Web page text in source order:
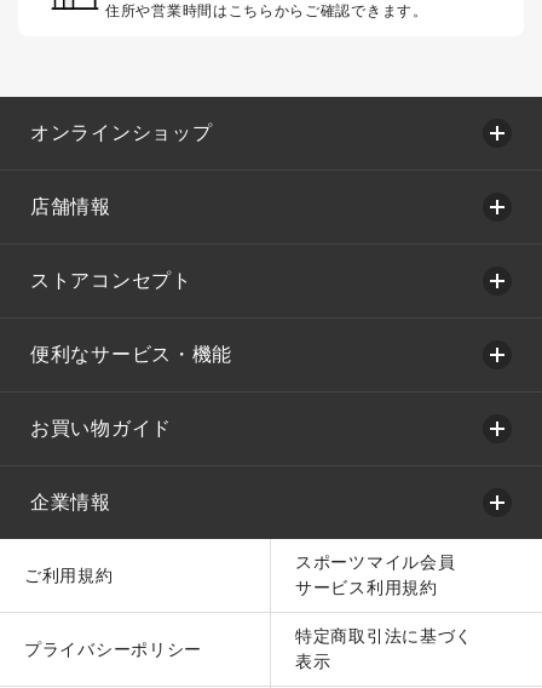
住所や営業時間はこちらからご確認できます。
オンラインショップ
店舗情報
ストアコンセプト
便利なサービス・機能
お買い物ガイド
企業情報
ご利用規約
スポーツマイル会員
サービス利用規約
プライバシーポリシー
特定商取引法に基づく
表示